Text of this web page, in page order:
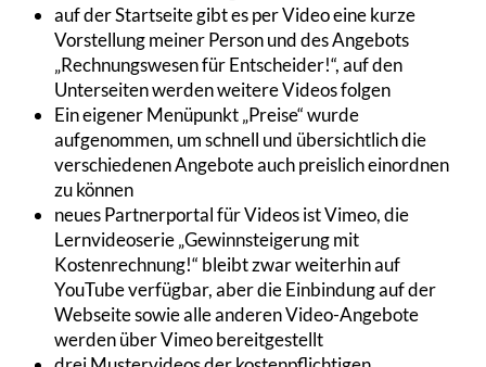
auf der Startseite gibt es per Video eine kurze
Vorstellung meiner Person und des Angebots
„Rechnungswesen für Entscheider!“, auf den
Unterseiten werden weitere Videos folgen
Ein eigener Menüpunkt „Preise“ wurde
aufgenommen, um schnell und übersichtlich die
verschiedenen Angebote auch preislich einordnen
zu können
neues Partnerportal für Videos ist Vimeo, die
Lernvideoserie „Gewinnsteigerung mit
Kostenrechnung!“ bleibt zwar weiterhin auf
YouTube verfügbar, aber die Einbindung auf der
Webseite sowie alle anderen Video-Angebote
werden über Vimeo bereitgestellt